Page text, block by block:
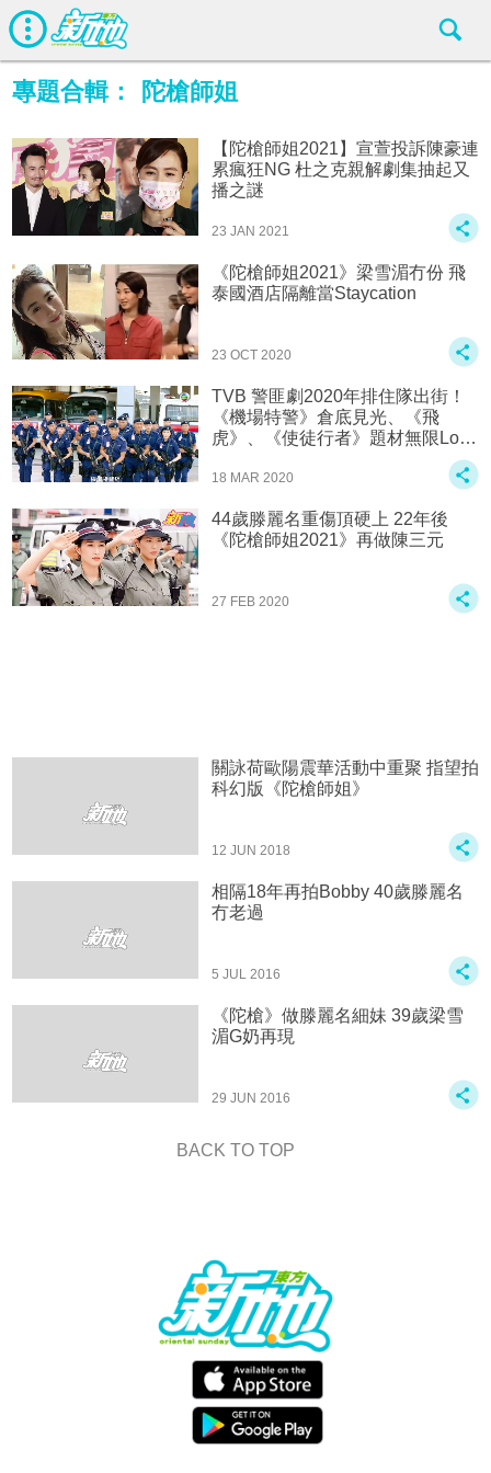
專題合輯： 陀槍師姐
【陀槍師姐2021】宣萱投訴陳豪連
累瘋狂NG 杜之克親解劇集抽起又
播之謎
23 JAN 2021
《陀槍師姐2021》梁雪湄冇份 飛
泰國酒店隔離當Staycation
23 OCT 2020
TVB 警匪劇2020年排住隊出街！
《機場特警》倉底見光、《飛
虎》、《使徒行者》題材無限Loo
18 MAR 2020
44歲滕麗名重傷頂硬上 22年後
《陀槍師姐2021》再做陳三元
27 FEB 2020
關詠荷歐陽震華活動中重聚 指望拍
科幻版《陀槍師姐》
12 JUN 2018
相隔18年再拍Bobby 40歲滕麗名
冇老過
5 JUL 2016
《陀槍》做滕麗名細妹 39歲梁雪
湄G奶再現
29 JUN 2016
BACK TO TOP